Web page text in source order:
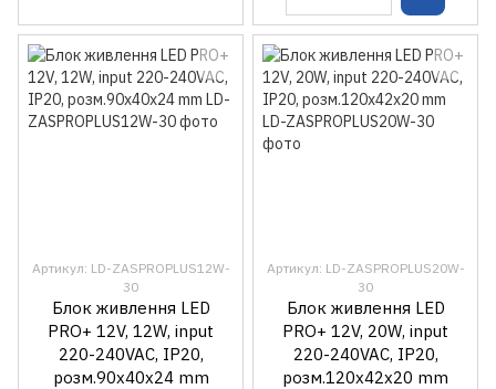
Артикул: LD-ZASPROPLUS12W-
30
Блок живлення LED
PRO+ 12V, 12W, input
220-240VAC, IP20,
розм.90x40x24 mm
Артикул: LD-ZASPROPLUS20W-
30
Блок живлення LED
PRO+ 12V, 20W, input
220-240VAC, IP20,
розм.120x42x20 mm